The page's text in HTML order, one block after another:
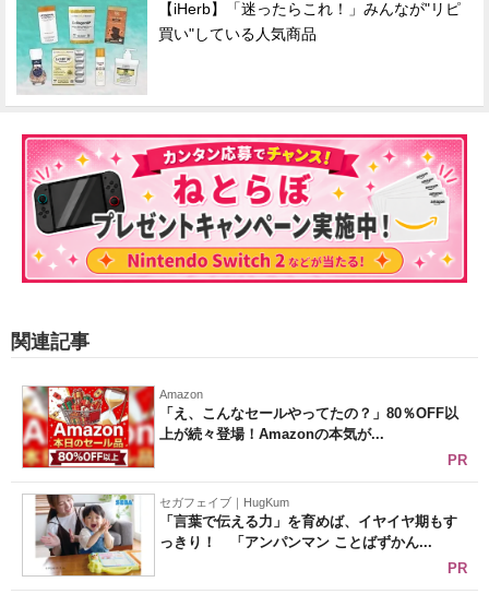
【iHerb】「迷ったらこれ！」みんなが"リピ
買い"している人気商品
関連記事
Amazon
「え、こんなセールやってたの？」80％OFF以
上が続々登場！Amazonの本気が...
PR
セガフェイブ｜HugKum
「言葉で伝える力」を育めば、イヤイヤ期もす
っきり！ 「アンパンマン ことばずかん...
PR